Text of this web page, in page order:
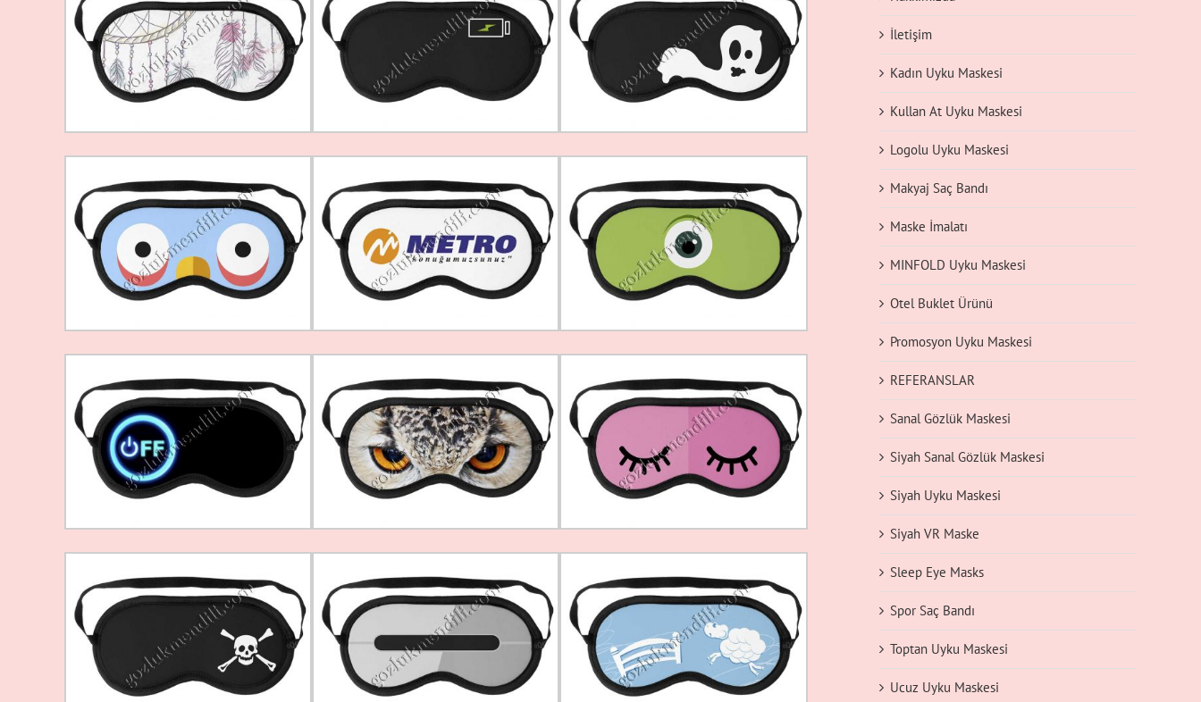
İletişim
Kadın Uyku Maskesi
Kullan At Uyku Maskesi
Logolu Uyku Maskesi
Makyaj Saç Bandı
Maske İmalatı
MINFOLD Uyku Maskesi
Otel Buklet Ürünü
Promosyon Uyku Maskesi
REFERANSLAR
Sanal Gözlük Maskesi
Siyah Sanal Gözlük Maskesi
Siyah Uyku Maskesi
Siyah VR Maske
Sleep Eye Masks
Spor Saç Bandı
Toptan Uyku Maskesi
Ucuz Uyku Maskesi